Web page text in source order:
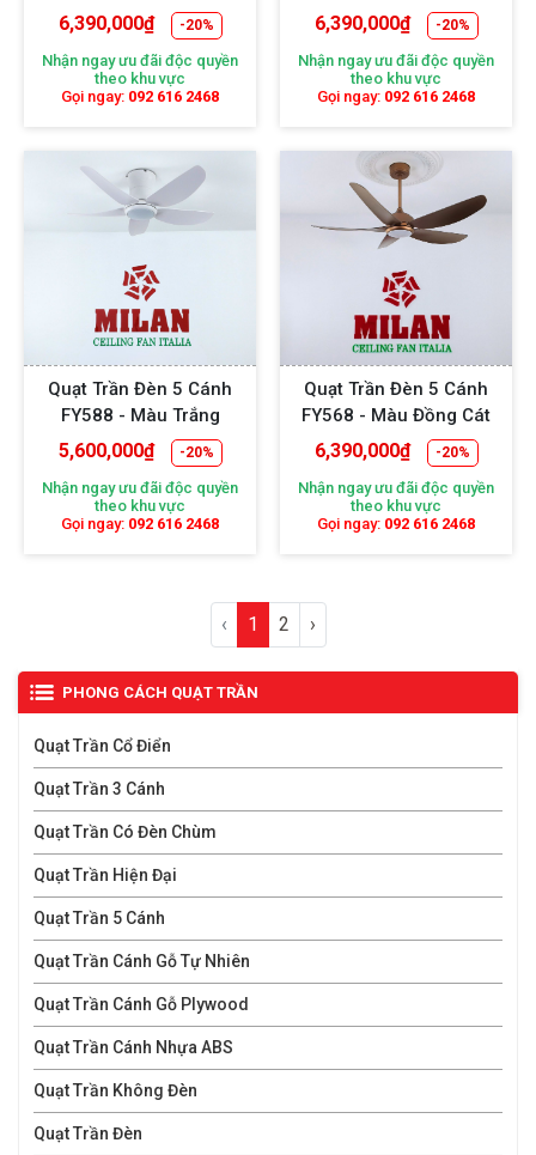
PHONG CÁCH QUẠT TRẦN
Quạt Trần Cổ Điển
Quạt Trần 3 Cánh
Quạt Trần Có Đèn Chùm
Quạt Trần Hiện Đại
Quạt Trần 5 Cánh
Quạt Trần Cánh Gỗ Tự Nhiên
Quạt Trần Cánh Gỗ Plywood
Quạt Trần Cánh Nhựa ABS
Quạt Trần Không Đèn
Quạt Trần Đèn
6,390,000₫ -20%
Nhận ngay ưu đãi độc quyền
theo khu vực
Gọi ngay: 092 616 2468
6,390,000₫ -20%
Nhận ngay ưu đãi độc quyền
theo khu vực
Gọi ngay: 092 616 2468
Quạt Trần Đèn 5 Cánh
FY588 - Màu Trắng
5,600,000₫ -20%
Nhận ngay ưu đãi độc quyền
theo khu vực
Gọi ngay: 092 616 2468
Quạt Trần Đèn 5 Cánh
FY568 - Màu Đồng Cát
6,390,000₫ -20%
Nhận ngay ưu đãi độc quyền
theo khu vực
Gọi ngay: 092 616 2468
‹ 1 2 ›